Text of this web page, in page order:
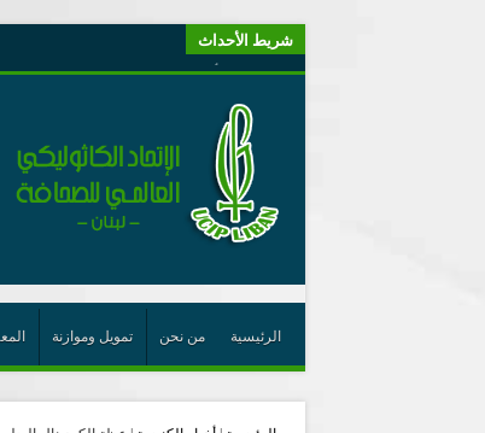
شريط الأحداث
“لبنانيون من أجل الكيان” (اتحاد اورا) : طرح
يتبع في معنى الأعجوبة
ترشيح أسعد جوان لجائزة نوبل يعزّز تثبيت
احتفالات عيد القديس شربل تتواصل في بقاعكفرا…
رئيسة أوسيب لبنان تلتقي غبطة البطريرك وتطلع
من يختصر الله يجعل الدين خطرًا
لقاء إعلامي لمكتب راعوية الشبيبة- بكركي
الرئيسية من نحن تمويل وموازنة